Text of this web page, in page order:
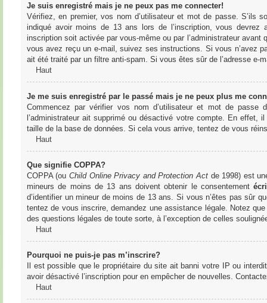
Je suis enregistré mais je ne peux pas me connecter!
Vérifiez, en premier, vos nom d’utilisateur et mot de passe.
indiqué avoir moins de 13 ans lors de l’inscription, vous
inscription soit activée par vous-même ou par l’administrateur
vous avez reçu un e-mail, suivez ses instructions. Si vous n’avez
ait été traité par un filtre anti-spam. Si vous êtes sûr de l’adresse e-
Haut
Je me suis enregistré par le passé mais je ne peux plus me
Commencez par vérifier vos nom d’utilisateur et mot de
l’administrateur ait supprimé ou désactivé votre compte. En effet,
taille de la base de données. Si cela vous arrive, tentez de vous
Haut
Que signifie COPPA?
COPPA (ouChild Online Privacy and Protection Act de 1998) est
mineurs de moins de 13 ans doivent obtenir le consentement
d’identifier un mineur de moins de 13 ans. Si vous n’êtes pas sûr
tentez de vous inscrire, demandez une assistance légale. Notez
des questions légales de toute sorte, à l’exception de celles
Haut
Pourquoi ne puis-je pas m’inscrire?
Il est possible que le propriétaire du site ait banni votre IP ou
avoir désactivé l’inscription pour en empêcher de nouvelles.
Haut